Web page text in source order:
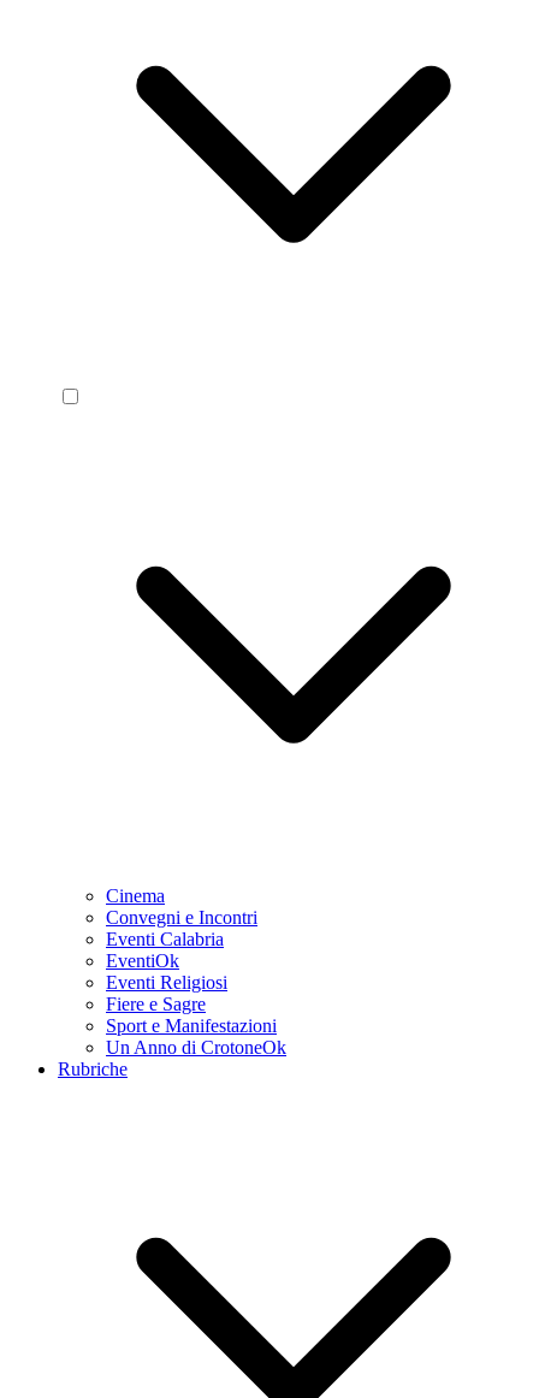
Cinema
Convegni e Incontri
Eventi Calabria
EventiOk
Eventi Religiosi
Fiere e Sagre
Sport e Manifestazioni
Un Anno di CrotoneOk
Rubriche